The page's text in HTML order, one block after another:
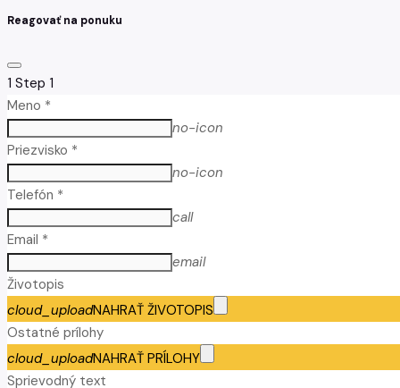
Reagovať na ponuku
1 Step 1
Meno *
no-icon
Priezvisko *
no-icon
Telefón *
call
Email *
email
Životopis
cloud_uploadNAHRAŤ ŽIVOTOPIS
Ostatné prílohy
cloud_uploadNAHRAŤ PRÍLOHY
Sprievodný text